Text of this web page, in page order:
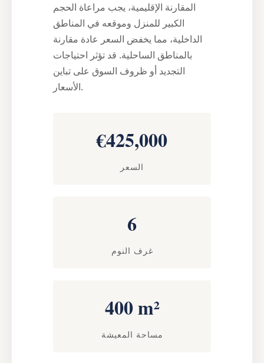
المقارنة الإقليمية، يجب مراعاة الحجم
الكبير للمنزل وموقعه في المناطق
الداخلية، مما يخفض السعر عادة مقارنة
بالمناطق الساحلية. قد تؤثر احتياجات
التجديد أو ظروف السوق على تباين
الأسعار.
€425,000
السعر
6
غرف النوم
400 m²
مساحة المعيشة